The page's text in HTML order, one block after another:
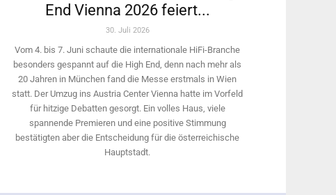
End Vienna 2026 feiert...
30. Juli 2026
Vom 4. bis 7. Juni schaute die internationale HiFi-Branche
besonders gespannt auf die High End, denn nach mehr als
20 Jahren in München fand die Messe erstmals in Wien
statt. Der Umzug ins Austria Center Vienna hatte im Vorfeld
für hitzige Debatten gesorgt. Ein volles Haus, viele
spannende Premieren und eine positive Stimmung
bestätigten aber die Entscheidung für die österreichische
Hauptstadt.